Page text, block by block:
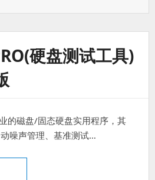
硬盘测试工具)
的磁盘/固态硬盘实用程序，其
噪声管理、基准测试…
Pro(硬盘测试工具) v5.75 中文版